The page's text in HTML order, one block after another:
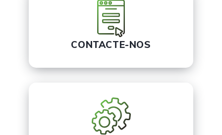
CONTACTE-NOS